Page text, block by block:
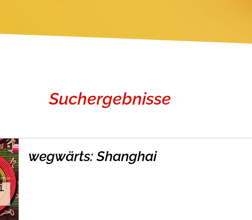
Suchergebnisse
wegwärts: Shanghai